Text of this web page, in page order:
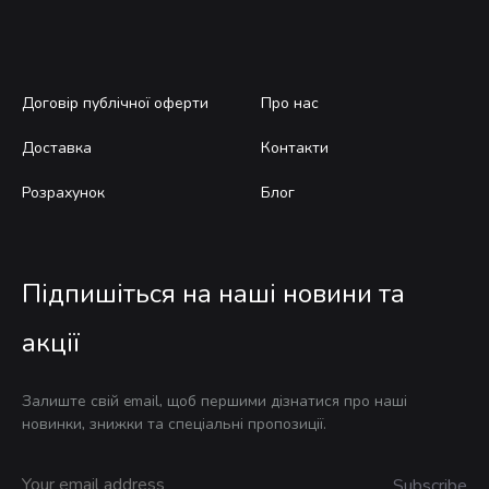
Договір публічної оферти
Доставка
Розрахунок
Про нас
Контакти
Блог
Підпишіться на наші новини та
акції
Залиште свій email, щоб першими дізнатися про наші
новинки, знижки та спеціальні пропозиції.